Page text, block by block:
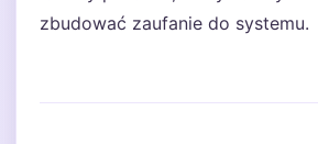
zbudować zaufanie do systemu.